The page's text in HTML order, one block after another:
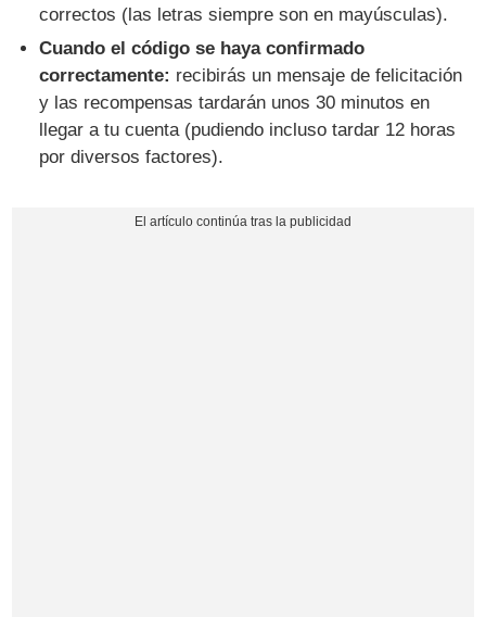
correctos (las letras siempre son en mayúsculas).
Cuando el código se haya confirmado
correctamente: recibirás un mensaje de felicitación
y las recompensas tardarán unos 30 minutos en
llegar a tu cuenta (pudiendo incluso tardar 12 horas
por diversos factores).